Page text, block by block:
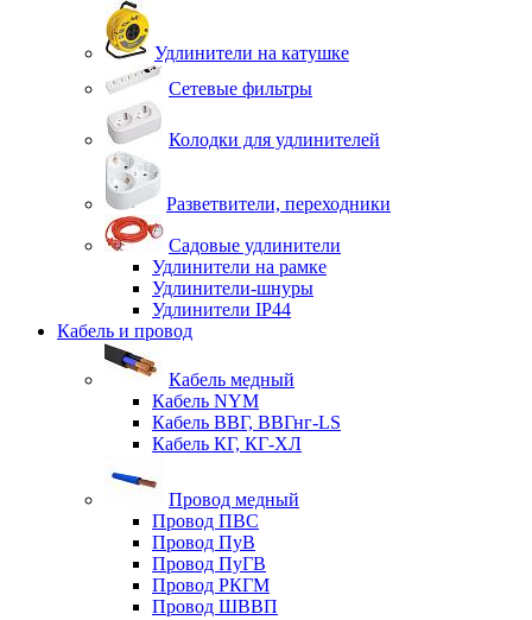
Удлинители на катушке
Сетевые фильтры
Колодки для удлинителей
Разветвители, переходники
Садовые удлинители
Удлинители на рамке
Удлинители-шнуры
Удлинители IP44
Кабель и провод
Кабель медный
Кабель NYM
Кабель ВВГ, ВВГнг-LS
Кабель КГ, КГ-ХЛ
Провод медный
Провод ПВС
Провод ПуВ
Провод ПуГВ
Провод РКГМ
Провод ШВВП